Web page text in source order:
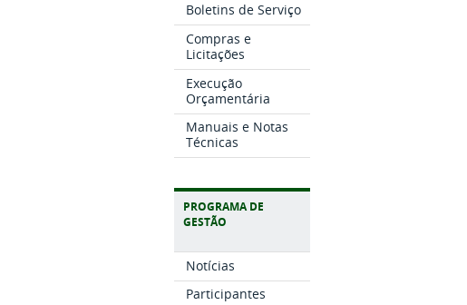
Boletins de Serviço
Compras e
Licitações
Execução
Orçamentária
Manuais e Notas
Técnicas
PROGRAMA DE
GESTÃO
Notícias
Participantes